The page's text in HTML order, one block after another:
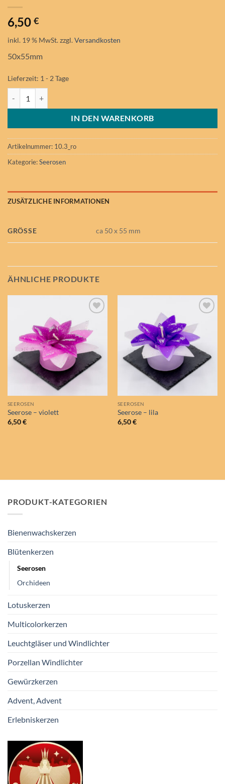
6,50 €
inkl. 19 % MwSt.zzgl.Versandkosten
50x55mm
Lieferzeit: 1 - 2 Tage
IN DEN WARENKORB
Artikelnummer: 10.3_ro
Kategorie:Seerosen
ZUSÄTZLICHE INFORMATIONEN
GRÖSSE ca 50 x 55 mm
ÄHNLICHE PRODUKTE
Auf die
Wunschliste
SEEROSEN
Seerose – violett
6,50€
Wunschliste
SEEROSEN
Seerose – lila
6,50€
PRODUKT-KATEGORIEN
Bienenwachskerzen
Blütenkerzen
Seerosen
Orchideen
Lotuskerzen
Multicolorkerzen
Leuchtgläser und Windlichter
Porzellan Windlichter
Gewürzkerzen
Advent, Advent
Erlebniskerzen